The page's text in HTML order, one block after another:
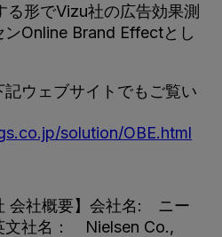
る形でVizu社の広告効果測
Online Brand Effectとし
ウェブサイトでもご覧い
solution/OBE.html
会社概要】会社名: ニー
社名： Nielsen Co.,